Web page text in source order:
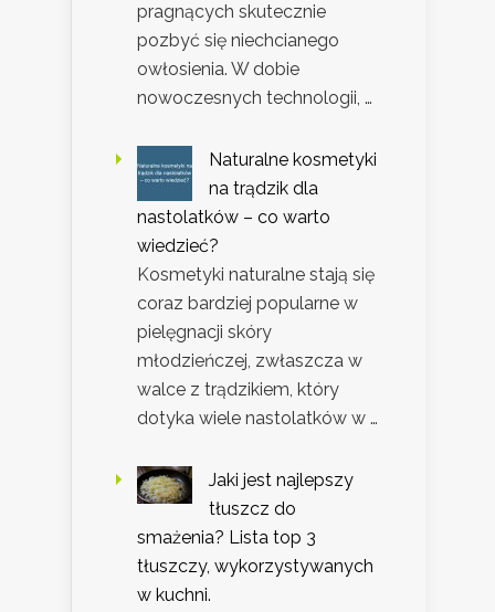
pragnących skutecznie
pozbyć się niechcianego
owłosienia. W dobie
nowoczesnych technologii, …
Naturalne kosmetyki
na trądzik dla
nastolatków – co warto
wiedzieć?
Kosmetyki naturalne stają się
coraz bardziej popularne w
pielęgnacji skóry
młodzieńczej, zwłaszcza w
walce z trądzikiem, który
dotyka wiele nastolatków w …
Jaki jest najlepszy
tłuszcz do
smażenia? Lista top 3
tłuszczy, wykorzystywanych
w kuchni.